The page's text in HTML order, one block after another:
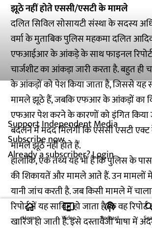
Support Independent Media
Subscribe now
Already a subscriber?Login
झूठे नहीं होते एससी/एसटी के मामले
दलित सिविल सोसायटी संस्था के सदस्य
वर्मा के मुताबिक पुलिस महकमा दलित
एफआईआर के आंकड़े के साथ फाइनल
चार्जशीट का आंकड़ा जारी करता है. बहुत
के आंकड़ों को पेश किया जाता है, जिससे यह
मामले झूठे हैं, जबकि एफआर के आंकड़ों का
एफआर पेश करने के कारणों को इंगित किया
बदलने में मदद मिलेगी कि एससी एसटी
मामले झूठे नहीं होते हैं.
हालांकि, एक तथ्य यह भी है कि पुलिस के
की शिकायतें और मामले आते हैं. उन मामलों
यानी जांच करती है. जब किसी मामले में
रिपोर्ट में यह साबित हो जाता है कि वह
खारिज हो जाती है. इसे दस्तावेजी भाषा में
home
Home
ondemand_video
Video
podcasts
Podcast